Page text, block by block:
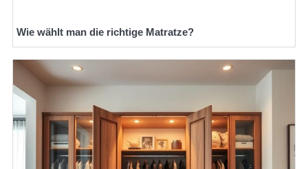
Wie wählt man die richtige Matratze?